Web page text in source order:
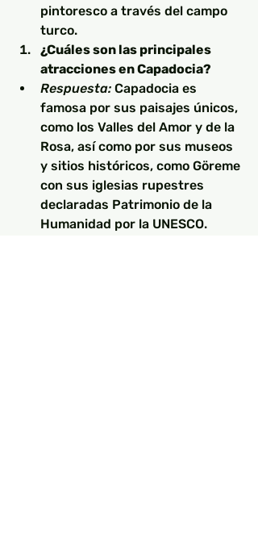
pintoresco a través del campo
turco.
¿Cuáles son las principales
atracciones en Capadocia?
Respuesta: Capadocia es
famosa por sus paisajes únicos,
como los Valles del Amor y de la
Rosa, así como por sus museos
y sitios históricos, como Göreme
con sus iglesias rupestres
declaradas Patrimonio de la
Humanidad por la UNESCO.